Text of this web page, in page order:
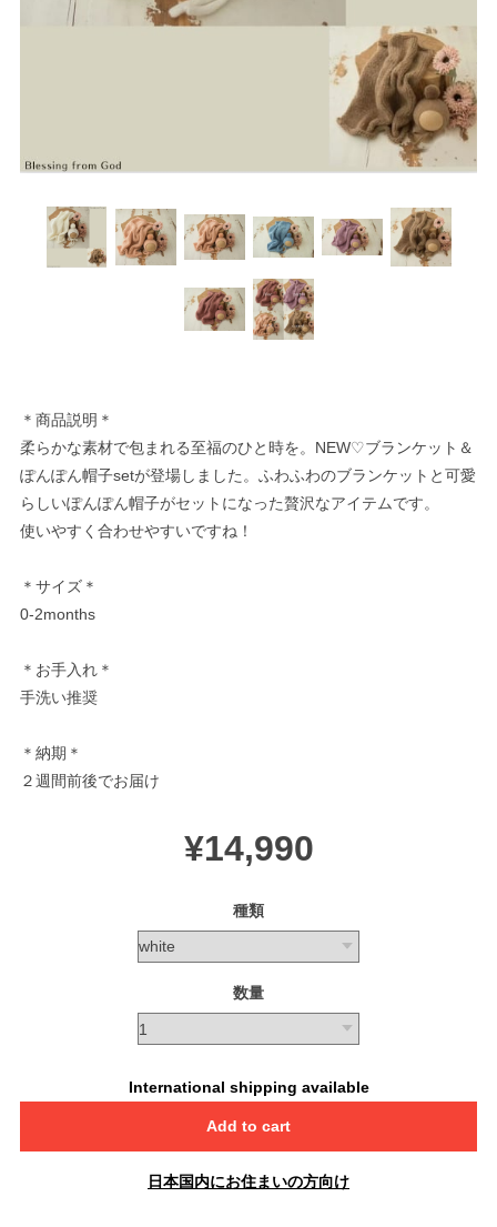
＊商品説明＊
柔らかな素材で包まれる至福のひと時を。NEW♡ブランケット＆
ぽんぽん帽子setが登場しました。ふわふわのブランケットと可愛
らしいぽんぽん帽子がセットになった贅沢なアイテムです。
使いやすく合わせやすいですね！
＊サイズ＊
0-2months
＊お手入れ＊
手洗い推奨
＊納期＊
２週間前後でお届け
¥14,990
種類
数量
International shipping available
Add to cart
日本国内にお住まいの方向け